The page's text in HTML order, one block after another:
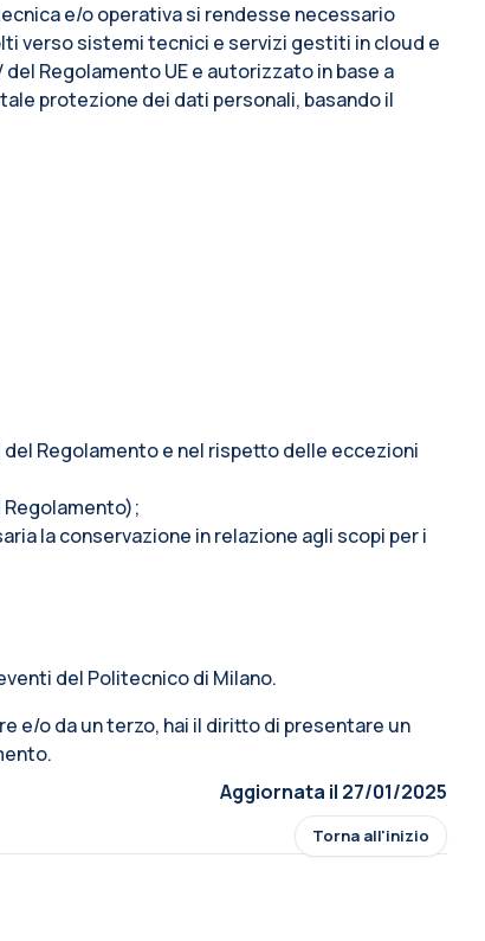
e/o operativa si rendesse necessario
verso sistemi tecnici e servizi gestiti in cloud e
Regolamento UE e autorizzato in base a
protezione dei dati personali, basando il
Regolamento e nel rispetto delle eccezioni
la conservazione in relazione agli scopi per i
del Politecnico di Milano.
e/o da un terzo, hai il diritto di presentare un
Aggiornata il 27/01/2025
Torna all'inizio